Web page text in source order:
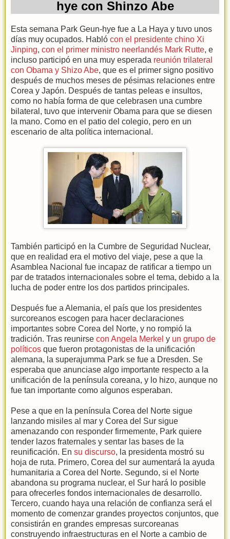
hye con Shinzo Abe
Esta semana Park Geun-hye fue a La Haya y tuvo unos
días muy ocupados. Habló con el presidente chino Xi
Jinping, con el primer ministro neerlandés Mark Rutte, e
incluso participó en una muy esperada reunión trilateral
con Obama y Shizo Abe, que es el primer signo positivo
después de muchos meses de pésimas relaciones entre
Corea y Japón. Después de tantas peleas e insultos,
como no había forma de que celebrasen una cumbre
bilateral, tuvo que intervenir Obama para que se diesen
la mano. Como en el patio del colegio, pero en un
escenario de alta política internacional.
También participó en la Cumbre de Seguridad Nuclear,
que en realidad era el motivo del viaje, pese a que la
Asamblea Nacional fue incapaz de ratificar a tiempo un
par de tratados internacionales sobre el tema, debido a la
lucha de poder entre los dos partidos principales.
Después fue a Alemania, el país que los presidentes
surcoreanos escogen para hacer declaraciones
importantes sobre Corea del Norte, y no rompió la
tradición. Tras reunirse con Angela Merkel y un grupo de
políticos que fueron protagonistas de la unificación
alemana, la superajumma Park se fue a Dresden. Se
esperaba que anunciase algo importante respecto a la
unificación de la península coreana, y lo hizo, aunque no
fue tan importante como algunos esperaban.
Pese a que en la península Corea del Norte sigue
lanzando misiles al mar y Corea del Sur sigue
amenazando con responder firmemente, Park quiere
tender lazos fraternales y sentar las bases de la
reunificación. En su discurso, la presidenta mostró su
hoja de ruta. Primero, Corea del sur aumentará la ayuda
humanitaria a Corea del Norte. Segundo, si el Norte
abandona su programa nuclear, el Sur hará lo posible
para ofrecerles fondos internacionales de desarrollo.
Tercero, cuando haya una relación de confianza será el
momento de comenzar grandes proyectos conjuntos, que
consistirán en grandes empresas surcoreanas
construyendo infraestructuras en el Norte a cambio de